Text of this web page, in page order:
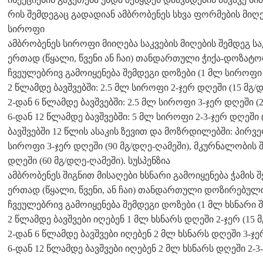
რის შემდეგაც გადადიან ამბრობენეს სხვა ფორმების
სიროფი
ამბრობენეს სიროფი მიიღება საკვების მიღების
ერთად (წყალი, წვენი ან ჩაი) თანდართული ჭიქა-
ჩვეულებრივ გამოიყენება შემდეგი დოზები (1 მლ
2 წლამდე ბავშვებში: 2.5 მლ სიროფი 2-ჯერ დღეში (15 მგ/
2-დან 6 წლამდე ბავშვებში: 2.5 მლ სიროფი 3-ჯერ დღეში
6-დან 12 წლამდე ბავშვებში: 5 მლ სიროფი 2-3-ჯერ დღეში
ბავშვებში 12 წლის ასაკის ზევით და მოზრდილებში:
სიროფი 3-ჯერ დღეში (90 მგ/დღე-ღამეში),
დღეში (60 მგ/დღე-ღამეში). სუსპენზია
ამბრობენეს შიგნით მისაღები ხსნარი გამოიყენება
ერთად (წყალი, წვენი, ან ჩაი) თანდართული
ჩვეულებრივ გამოიყენება შემდეგი დოზები (1 მლ ხსნარი
2 წლამდე ბავშვები იღებენ 1 მლ ხსნარს დღეში 2-ჯერ (15
2-დან 6 წლამდე ბავშვები იღებენ 2 მლ ხსნარს დღეში 3-
6-დან 12 წლამდე ბავშვები იღებენ 2 მლ ხსნარს დღეში 2-